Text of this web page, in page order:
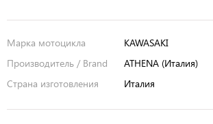
Марка мотоцикла
KAWASAKI
Производитель / Brand
ATHENA (Италия)
Страна изготовления
Италия